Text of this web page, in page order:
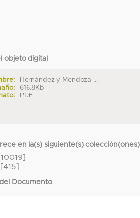
objeto digital
Hernández y Mendoza ...
616.8Kb
PDF
en la(s) siguiente(s) colección(ones)
[10019]
[415]
Documento